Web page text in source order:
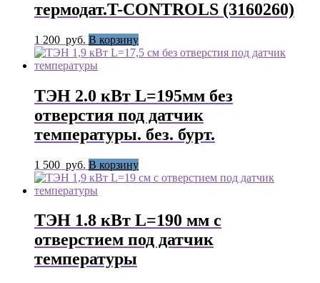
термодат.T-CONTROLS (3160260)
1 200 руб. В корзину
ТЭН 2.0 кВт L=195мм без
отверстия под датчик
температуры. без. бурт.
1 500 руб. В корзину
ТЭН 1.8 кВт L=190 мм с
отверстием под датчик
температуры